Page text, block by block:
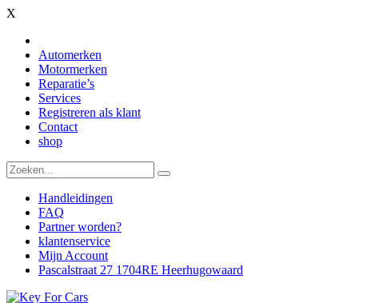
X
Automerken
Motormerken
Reparatie’s
Services
Registreren als klant
Contact
shop
Handleidingen
FAQ
Partner worden?
klantenservice
Mijn Account
Pascalstraat 27 1704RE Heerhugowaard